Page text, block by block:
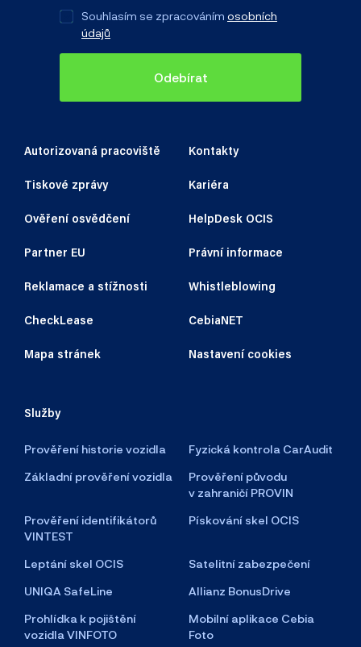
Autorizovaná pracoviště Kontakty
Tiskové zprávy Kariéra
Ověření osvědčení HelpDesk OCIS
Partner EU Právní informace
Reklamace a stížnosti Whistleblowing
CheckLease CebiaNET
Mapa stránek Nastavení cookies
Služby
Prověření historie vozidla
Fyzická kontrola CarAudit
Základní prověření vozidla
Prověření původu
v zahraničí PROVIN
Prověření identifikátorů
VINTEST
Pískování skel OCIS
Leptání skel OCIS
Satelitní zabezpečení
UNIQA SafeLine
Allianz BonusDrive
Prohlídka k pojištění
vozidla VINFOTO
Mobilní aplikace Cebia
Foto
Souhlasím se zpracováním osobních
údajů
Odebírat